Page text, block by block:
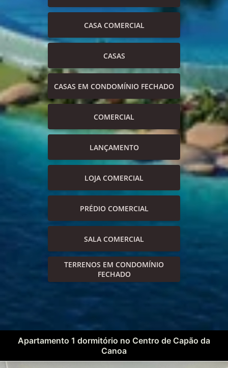
CASA COMERCIAL
CASAS
CASAS EM CONDOMÍNIO FECHADO
COMERCIAL
LANÇAMENTO
LOJA COMERCIAL
PRÉDIO COMERCIAL
SALA COMERCIAL
TERRENOS EM CONDOMÍNIO
FECHADO
Apartamento 1 dormitório no Centro de Capão da
Canoa